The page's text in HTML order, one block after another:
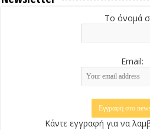
Το όνομά
Email:
Κάντε εγγραφή για να